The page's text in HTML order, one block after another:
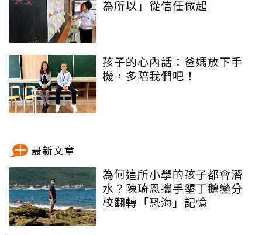
為所以」從信任做起
孩子的心內話：爸媽放下手
機，多陪我們吧！
最新文章
為何這所小學的孩子都會潛
水？陳琦恩攜手墾丁鵝鑾分
校翻轉「恐海」記憶